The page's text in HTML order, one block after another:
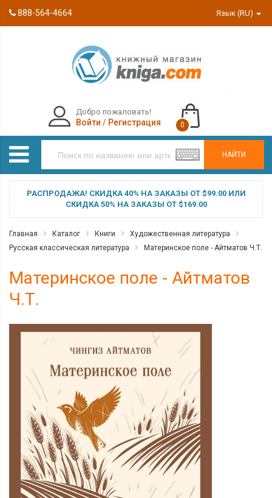
888-564-4664 Язык (RU)
НАЙТИ
Добро пожаловать!
Войти / Регистрация 0
РАСПРОДАЖА! СКИДКА 40% НА ЗАКАЗЫ ОТ $99.00 ИЛИ
СКИДКА 50% НА ЗАКАЗЫ ОТ $169.00
Главная Каталог Книги
Художественная литература
Русская классическая литература
Материнское поле - Айтматов Ч.Т.
Материнское поле - Айтматов
Ч.Т.